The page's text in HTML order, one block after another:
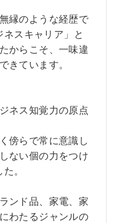
縁のような経歴で
スキャリア」と
からこそ、一味違
きています。
ネス知覚力の原点
傍らで常に意識し
ない個の力をつけ
。
ンド品、家電、家
わたるジャンルの